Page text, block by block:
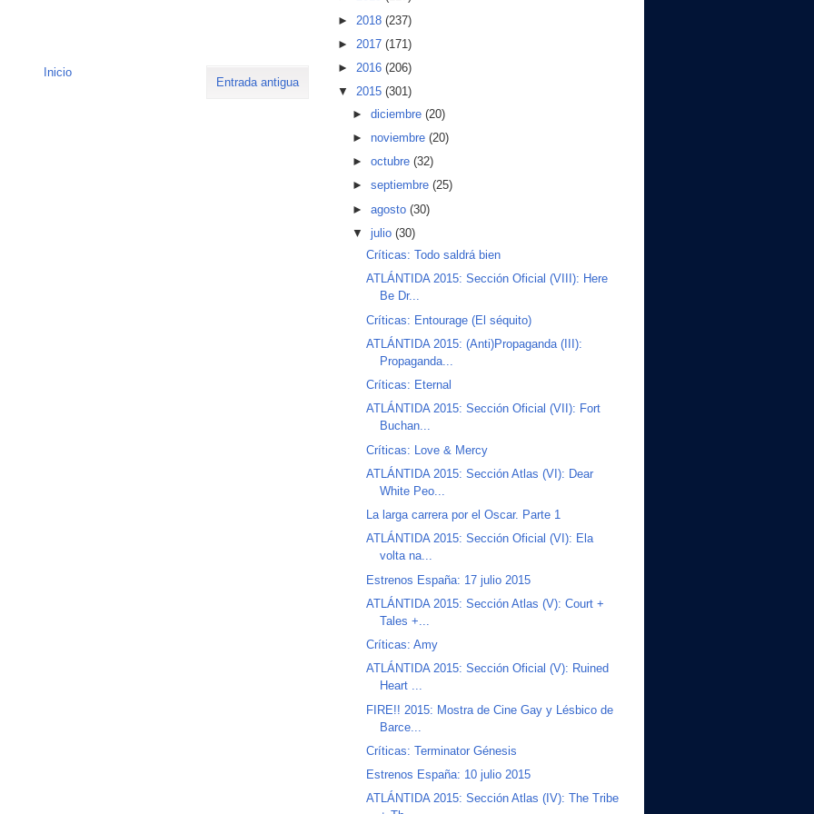
Entrada antigua
Inicio
► 2018 (237)
► 2017 (171)
► 2016 (206)
▼ 2015 (301)
► diciembre (20)
► noviembre (20)
► octubre (32)
► septiembre (25)
► agosto (30)
▼ julio (30)
Críticas: Todo saldrá bien
ATLÁNTIDA 2015: Sección Oficial (VIII): Here
Be Dr...
Críticas: Entourage (El séquito)
ATLÁNTIDA 2015: (Anti)Propaganda (III):
Propaganda...
Críticas: Eternal
ATLÁNTIDA 2015: Sección Oficial (VII): Fort
Buchan...
Críticas: Love & Mercy
ATLÁNTIDA 2015: Sección Atlas (VI): Dear
White Peo...
La larga carrera por el Oscar. Parte 1
ATLÁNTIDA 2015: Sección Oficial (VI): Ela
volta na...
Estrenos España: 17 julio 2015
ATLÁNTIDA 2015: Sección Atlas (V): Court +
Tales +...
Críticas: Amy
ATLÁNTIDA 2015: Sección Oficial (V): Ruined
Heart ...
FIRE!! 2015: Mostra de Cine Gay y Lésbico de
Barce...
Críticas: Terminator Génesis
Estrenos España: 10 julio 2015
ATLÁNTIDA 2015: Sección Atlas (IV): The Tribe